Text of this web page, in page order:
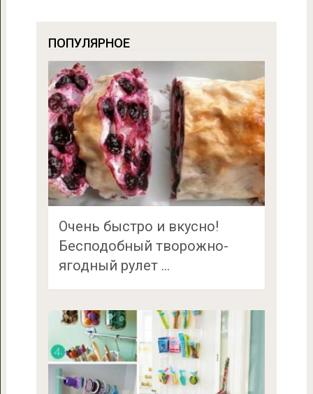
ПОПУЛЯРНОЕ
Очень быстро и вкусно!
Бесподобный творожно-
ягодный рулет …